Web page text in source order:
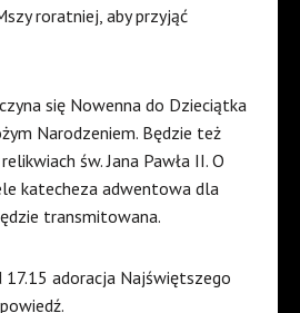
roratniej, aby przyjąć
się Nowenna do Dzieciątka
Narodzeniem. Będzie też
św. Jana Pawła II. O
katecheza adwentowa dla
transmitowana.
adoracja Najświętszego